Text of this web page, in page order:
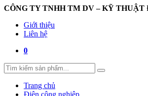
CÔNG TY TNHH TM DV – KỸ
Giới thiệu
Liên hệ
0
Trang chủ
Điện công nghiệp